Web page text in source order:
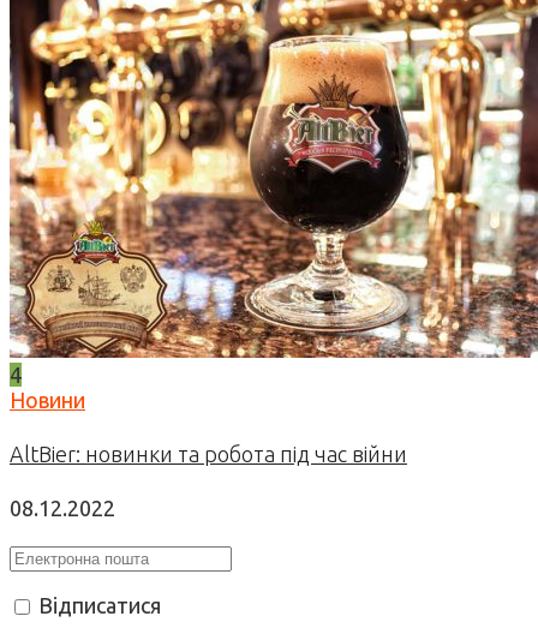
4
Новини
AltBier: новинки та робота під час війни
08.12.2022
Відписатися